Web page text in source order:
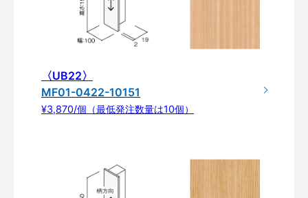
〈UB22〉
MF01-0422-10151
¥3,870/個（最低発注数量は10個）